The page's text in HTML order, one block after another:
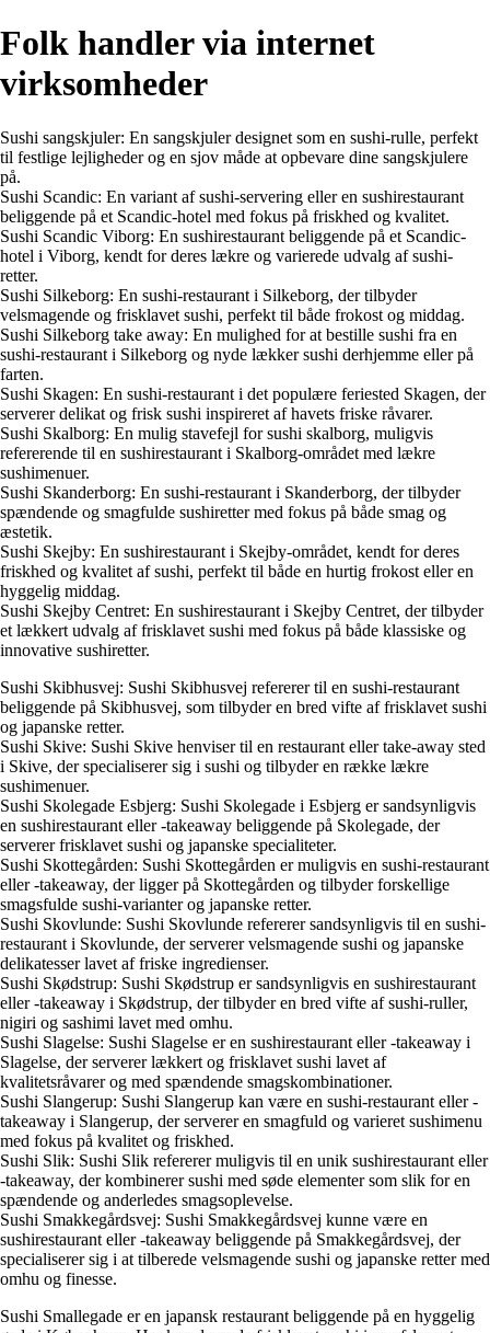
Folk handler via internet
virksomheder
Sushi sangskjuler: En sangskjuler designet som en sushi-rulle, perfekt
til festlige lejligheder og en sjov måde at opbevare dine sangskjulere
på.
Sushi Scandic: En variant af sushi-servering eller en sushirestaurant
beliggende på et Scandic-hotel med fokus på friskhed og kvalitet.
Sushi Scandic Viborg: En sushirestaurant beliggende på et Scandic-
hotel i Viborg, kendt for deres lækre og varierede udvalg af sushi-
retter.
Sushi Silkeborg: En sushi-restaurant i Silkeborg, der tilbyder
velsmagende og frisklavet sushi, perfekt til både frokost og middag.
Sushi Silkeborg take away: En mulighed for at bestille sushi fra en
sushi-restaurant i Silkeborg og nyde lækker sushi derhjemme eller på
farten.
Sushi Skagen: En sushi-restaurant i det populære feriested Skagen, der
serverer delikat og frisk sushi inspireret af havets friske råvarer.
Sushi Skalborg: En mulig stavefejl for sushi skalborg, muligvis
refererende til en sushirestaurant i Skalborg-området med lækre
sushimenuer.
Sushi Skanderborg: En sushi-restaurant i Skanderborg, der tilbyder
spændende og smagfulde sushiretter med fokus på både smag og
æstetik.
Sushi Skejby: En sushirestaurant i Skejby-området, kendt for deres
friskhed og kvalitet af sushi, perfekt til både en hurtig frokost eller en
hyggelig middag.
Sushi Skejby Centret: En sushirestaurant i Skejby Centret, der tilbyder
et lækkert udvalg af frisklavet sushi med fokus på både klassiske og
innovative sushiretter.
Sushi Skibhusvej: Sushi Skibhusvej refererer til en sushi-restaurant
beliggende på Skibhusvej, som tilbyder en bred vifte af frisklavet sushi
og japanske retter.
Sushi Skive: Sushi Skive henviser til en restaurant eller take-away sted
i Skive, der specialiserer sig i sushi og tilbyder en række lækre
sushimenuer.
Sushi Skolegade Esbjerg: Sushi Skolegade i Esbjerg er sandsynligvis
en sushirestaurant eller -takeaway beliggende på Skolegade, der
serverer frisklavet sushi og japanske specialiteter.
Sushi Skottegården: Sushi Skottegården er muligvis en sushi-restaurant
eller -takeaway, der ligger på Skottegården og tilbyder forskellige
smagsfulde sushi-varianter og japanske retter.
Sushi Skovlunde: Sushi Skovlunde refererer sandsynligvis til en sushi-
restaurant i Skovlunde, der serverer velsmagende sushi og japanske
delikatesser lavet af friske ingredienser.
Sushi Skødstrup: Sushi Skødstrup er sandsynligvis en sushirestaurant
eller -takeaway i Skødstrup, der tilbyder en bred vifte af sushi-ruller,
nigiri og sashimi lavet med omhu.
Sushi Slagelse: Sushi Slagelse er en sushirestaurant eller -takeaway i
Slagelse, der serverer lækkert og frisklavet sushi lavet af
kvalitetsråvarer og med spændende smagskombinationer.
Sushi Slangerup: Sushi Slangerup kan være en sushi-restaurant eller -
takeaway i Slangerup, der serverer en smagfuld og varieret sushimenu
med fokus på kvalitet og friskhed.
Sushi Slik: Sushi Slik refererer muligvis til en unik sushirestaurant eller
-takeaway, der kombinerer sushi med søde elementer som slik for en
spændende og anderledes smagsoplevelse.
Sushi Smakkegårdsvej: Sushi Smakkegårdsvej kunne være en
sushirestaurant eller -takeaway beliggende på Smakkegårdsvej, der
specialiserer sig i at tilberede velsmagende sushi og japanske retter med
omhu og finesse.
Sushi Smallegade er en japansk restaurant beliggende på en hyggelig